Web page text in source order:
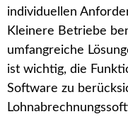
individuellen
Kleinere Betriebe
umfangreiche
ist wichtig, die
Software zu